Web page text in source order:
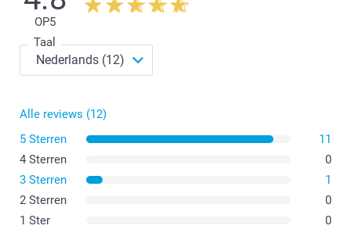
OP5
Taal
Alle reviews (12)
5 Sterren
11
4 Sterren
0
3 Sterren
1
2 Sterren
0
1 Ster
0